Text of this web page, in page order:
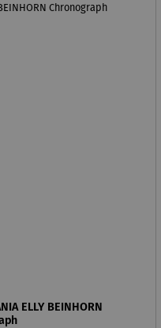
ELLY BEINHORN